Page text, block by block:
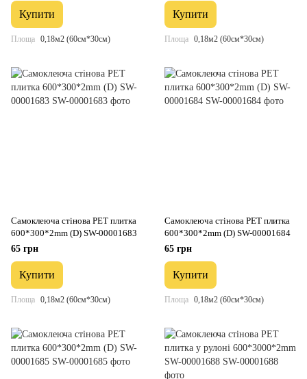
Купити
Площа 0,18м2 (60см*30см)
Купити
Площа 0,18м2 (60см*30см)
Самоклеюча стінова PET плитка
600*300*2mm (D) SW-00001683
65 грн
Купити
Площа 0,18м2 (60см*30см)
Самоклеюча стінова PET плитка
600*300*2mm (D) SW-00001684
65 грн
Купити
Площа 0,18м2 (60см*30см)